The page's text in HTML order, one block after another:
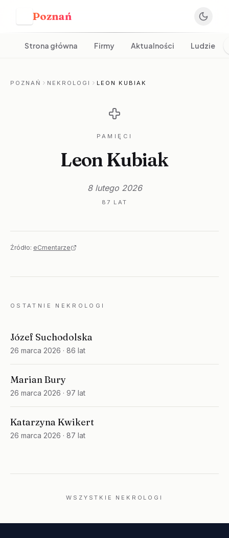
Poznań
Strona główna Firmy Aktualności Ludzie
POZNAŃ NEKROLOGI LEON KUBIAK
PAMIĘCI
Leon Kubiak
8 lutego 2026
87 LAT
Źródło: eCmentarze
OSTATNIE NEKROLOGI
Józef Suchodolska
26 marca 2026 · 86 lat
Marian Bury
26 marca 2026 · 97 lat
Katarzyna Kwikert
26 marca 2026 · 87 lat
WSZYSTKIE NEKROLOGI